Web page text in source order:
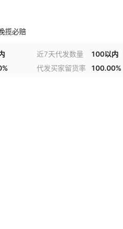
揽必赔
近7天代发数量 100以内
代发买家留货率 100.00%